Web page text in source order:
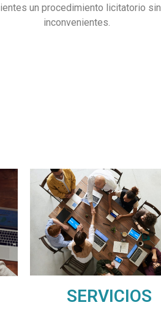
un procedimiento licitatorio sin
inconvenientes.
SERVICIOS